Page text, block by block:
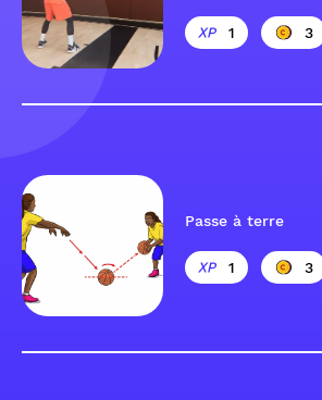
1 3
Passe à terre
1 3